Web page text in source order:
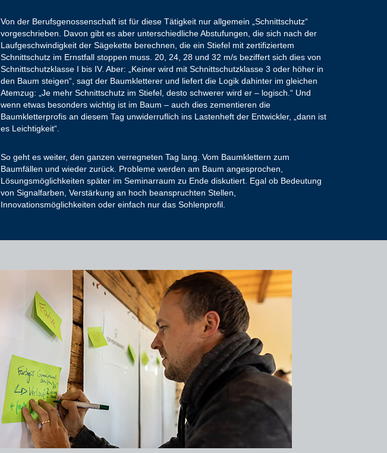
Von der Berufsgenossenschaft ist für diese Tätigkeit nur allgemein „Schnittschutz“
vorgeschrieben. Davon gibt es aber unterschiedliche Abstufungen, die sich nach der
Laufgeschwindigkeit der Sägekette berechnen, die ein Stiefel mit zertifiziertem
Schnittschutz im Ernstfall stoppen muss. 20, 24, 28 und 32 m/s beziffert sich dies von
Schnittschutzklasse I bis IV. Aber: „Keiner wird mit Schnittschutzklasse 3 oder höher in
den Baum steigen“, sagt der Baumkletterer und liefert die Logik dahinter im gleichen
Atemzug: „Je mehr Schnittschutz im Stiefel, desto schwerer wird er – logisch.“ Und
wenn etwas besonders wichtig ist im Baum – auch dies zementieren die
Baumkletterprofis an diesem Tag unwiderruflich ins Lastenheft der Entwickler, „dann ist
es Leichtigkeit“.
So geht es weiter, den ganzen verregneten Tag lang. Vom Baumklettern zum
Baumfällen und wieder zurück. Probleme werden am Baum angesprochen,
Lösungsmöglichkeiten später im Seminarraum zu Ende diskutiert. Egal ob Bedeutung
von Signalfarben, Verstärkung an hoch beanspruchten Stellen,
Innovationsmöglichkeiten oder einfach nur das Sohlenprofil.